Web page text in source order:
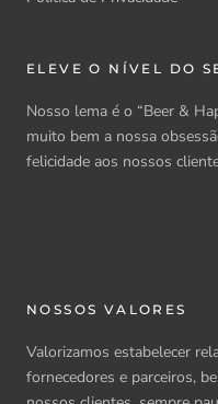
ELEVE O NÍVEL DO
Nosso lema é o “Beer &
muito bem a nossa
felicidade aos nossos
NOSSOS VALORES
Valorizamos estabelecer
fornecedores e parceiros,